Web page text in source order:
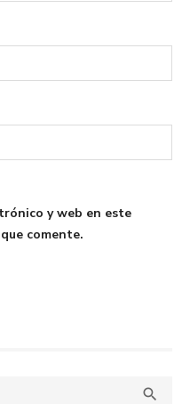
y web en este
comente.
